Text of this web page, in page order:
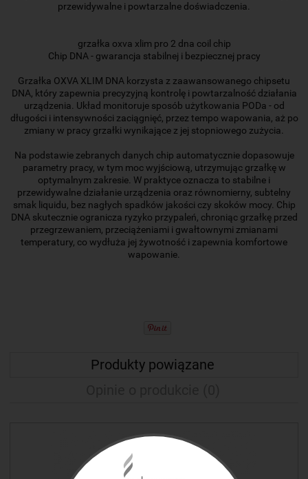
przewidywalne i powtarzalne doświadczenia.
grzałka oxva xlim pro 2 dna coil chip
Chip DNA - gwarancja stabilnej i bezpiecznej pracy
Grzałka OXVA XLIM DNA korzysta z zaawansowanego chipsetu
DNA, który zapewnia precyzyjną kontrolę i powtarzalność działania
urządzenia. Układ monitoruje sposób użytkowania PODa - od
długości i intensywności zaciągnięć, przez tempo wapowania, aż po
zmiany w pracy grzałki wynikające z jej stopniowego zużycia.
Na podstawie zebranych danych chip automatycznie dopasowuje
parametry pracy, w tym moc wyjściową, utrzymując grzałkę w
optymalnym zakresie. W praktyce oznacza to stabilne i
przewidywalne działanie urządzenia oraz równomierny, subtelny
smak liquidu, bez nagłych spadków jakości czy skoków mocy. Chip
DNA skutecznie ogranicza ryzyko przypaleń, chroniąc grzałkę przed
przegrzewaniem, przeciążeniami i gwałtownymi zmianami
temperatury, co wydłuża jej żywotność i zapewnia komfortowe
wapowanie.
Produkty powiązane